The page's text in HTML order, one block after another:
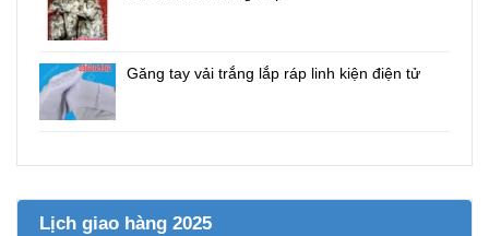
Găng tay vải trắng lắp ráp linh kiện điện tử
Lịch giao hàng 2025